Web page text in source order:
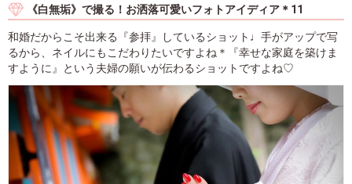
《白無垢》で撮る！お洒落可愛いフォトアイディア＊11
和婚だからこそ出来る『参拝』しているショット♩手がアップで写
るから、ネイルにもこだわりたいですよね＊『幸せな家庭を築けま
すように』という夫婦の願いが伝わるショットですよね♡